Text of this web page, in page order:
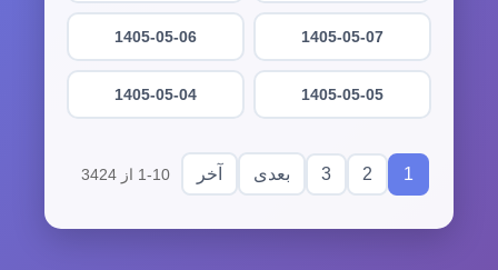
1405-05-07
1405-05-06
1405-05-05
1405-05-04
1
2
3 بعدی آخر 1-10 از 3424